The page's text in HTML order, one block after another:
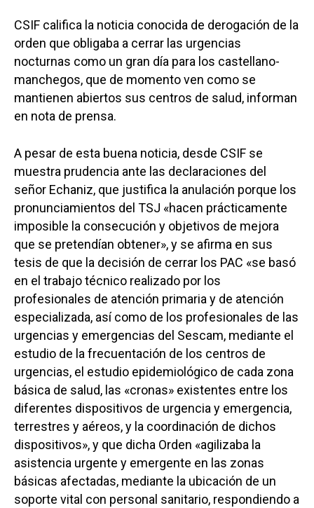
CSIF califica la noticia conocida de derogación de la
orden que obligaba a cerrar las urgencias
nocturnas como un gran día para los castellano-
manchegos, que de momento ven como se
mantienen abiertos sus centros de salud, informan
en nota de prensa.
A pesar de esta buena noticia, desde CSIF se
muestra prudencia ante las declaraciones del
señor Echaniz, que justifica la anulación porque los
pronunciamientos del TSJ «hacen prácticamente
imposible la consecución y objetivos de mejora
que se pretendían obtener», y se afirma en sus
tesis de que la decisión de cerrar los PAC «se basó
en el trabajo técnico realizado por los
profesionales de atención primaria y de atención
especializada, así como de los profesionales de las
urgencias y emergencias del Sescam, mediante el
estudio de la frecuentación de los centros de
urgencias, el estudio epidemiológico de cada zona
básica de salud, las «cronas» existentes entre los
diferentes dispositivos de urgencia y emergencia,
terrestres y aéreos, y la coordinación de dichos
dispositivos», y que dicha Orden «agilizaba la
asistencia urgente y emergente en las zonas
básicas afectadas, mediante la ubicación de un
soporte vital con personal sanitario, respondiendo a